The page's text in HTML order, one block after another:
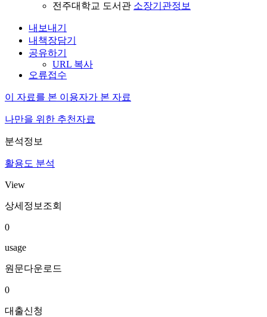
전주대학교 도서관 소장기관정보
내보내기
내책장담기
공유하기
URL 복사
오류접수
이 자료를 본 이용자가 본 자료
나만을 위한 추천자료
분석정보
활용도 분석
View
상세정보조회
0
usage
원문다운로드
0
대출신청